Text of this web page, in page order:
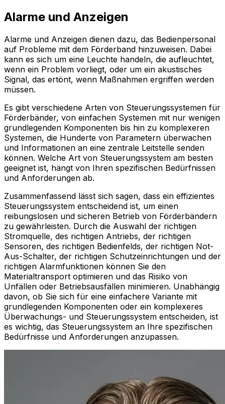
Alarme und Anzeigen
Alarme und Anzeigen dienen dazu, das Bedienpersonal
auf Probleme mit dem Förderband hinzuweisen. Dabei
kann es sich um eine Leuchte handeln, die aufleuchtet,
wenn ein Problem vorliegt, oder um ein akustisches
Signal, das ertönt, wenn Maßnahmen ergriffen werden
müssen.
Es gibt verschiedene Arten von Steuerungssystemen für
Förderbänder, von einfachen Systemen mit nur wenigen
grundlegenden Komponenten bis hin zu komplexeren
Systemen, die Hunderte von Parametern überwachen
und Informationen an eine zentrale Leitstelle senden
können. Welche Art von Steuerungssystem am besten
geeignet ist, hängt von Ihren spezifischen Bedürfnissen
und Anforderungen ab.
Zusammenfassend lässt sich sagen, dass ein effizientes
Steuerungssystem entscheidend ist, um einen
reibungslosen und sicheren Betrieb von Förderbändern
zu gewährleisten. Durch die Auswahl der richtigen
Stromquelle, des richtigen Antriebs, der richtigen
Sensoren, des richtigen Bedienfelds, der richtigen Not-
Aus-Schalter, der richtigen Schutzeinrichtungen und der
richtigen Alarmfunktionen können Sie den
Materialtransport optimieren und das Risiko von
Unfällen oder Betriebsausfällen minimieren. Unabhängig
davon, ob Sie sich für eine einfachere Variante mit
grundlegenden Komponenten oder ein komplexeres
Überwachungs- und Steuerungssystem entscheiden, ist
es wichtig, das Steuerungssystem an Ihre spezifischen
Bedürfnisse und Anforderungen anzupassen.